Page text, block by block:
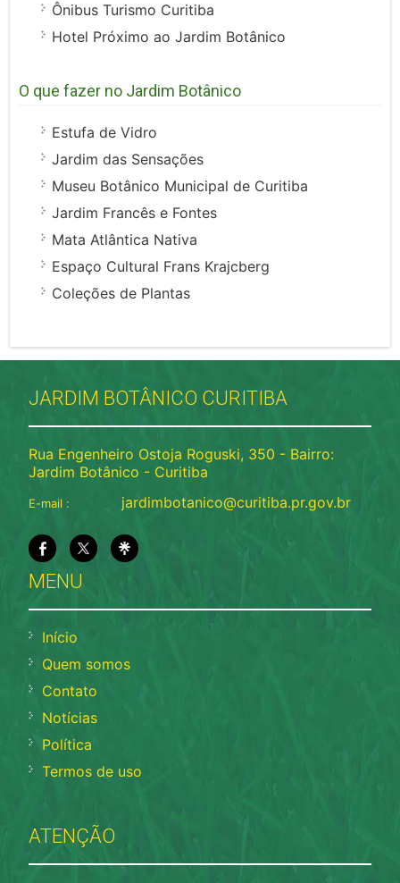
Ônibus Turismo Curitiba
Hotel Próximo ao Jardim Botânico
O que fazer no Jardim Botânico
Estufa de Vidro
Jardim das Sensações
Museu Botânico Municipal de Curitiba
Jardim Francês e Fontes
Mata Atlântica Nativa
Espaço Cultural Frans Krajcberg
Coleções de Plantas
JARDIM BOTÂNICO CURITIBA
Rua Engenheiro Ostoja Roguski, 350 - Bairro:
Jardim Botânico - Curitiba
E-mail : jardimbotanico@curitiba.pr.gov.br
MENU
Início
Quem somos
Contato
Notícias
Política
Termos de uso
ATENÇÃO